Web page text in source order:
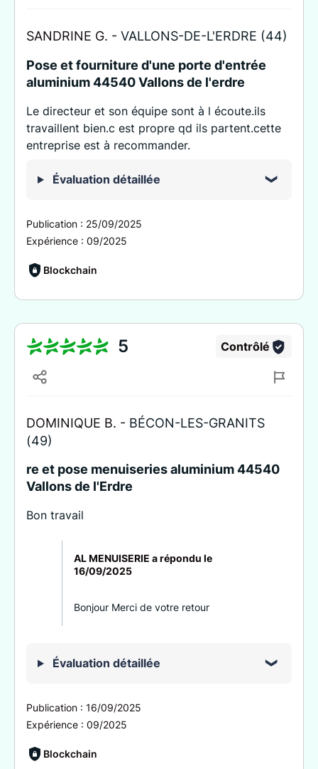
SANDRINE G. - VALLONS-DE-L'ERDRE (44)
Pose et fourniture d'une porte d'entrée
aluminium 44540 Vallons de l'erdre
Le directeur et son équipe sont à l écoute.ils
travaillent bien.c est propre qd ils partent.cette
entreprise est à recommander.
Évaluation détaillée
Publication : 25/09/2025
Expérience : 09/2025
Blockchain
5 Contrôlé
DOMINIQUE B. - BÉCON-LES-GRANITS
(49)
re et pose menuiseries aluminium 44540
Vallons de l'Erdre
Bon travail
AL MENUISERIE a répondu le
16/09/2025
Bonjour Merci de votre retour
Évaluation détaillée
Publication : 16/09/2025
Expérience : 09/2025
Blockchain